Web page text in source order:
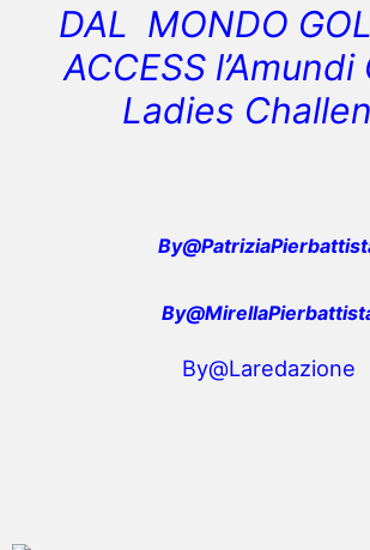
DAL MONDO
ACCESS
Ladies
By@Laredazione